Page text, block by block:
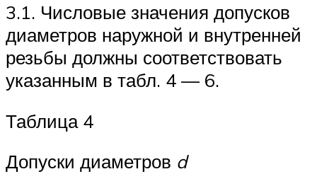
3.1. Числовые значения допусков
диаметров наружной и внутренней
резьбы должны соответствовать
указанным в табл. 4 — 6.
Таблица 4
Допуски диаметров d